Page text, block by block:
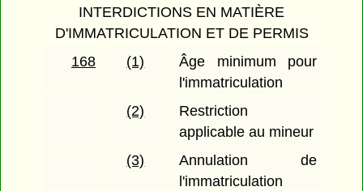
INTERDICTIONS EN MATIÈRE
D'IMMATRICULATION ET DE PERMIS
168
(1)
Âge minimum pour
l'immatriculation
(2)
Restriction
applicable au mineur
(3)
Annulation de
l'immatriculation